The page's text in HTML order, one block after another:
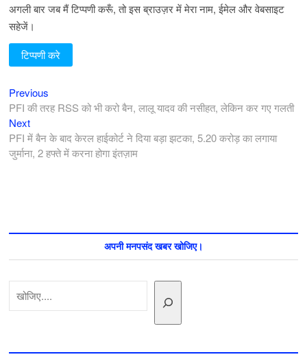
अगली बार जब मैं टिप्पणी करूँ, तो इस ब्राउज़र में मेरा नाम, ईमेल और वेबसाइट
सहेजें।
पोस्ट
नेविगेशन
Previous
post:
PFI की तरह RSS को भी करो बैन, लालू यादव की नसीहत, लेकिन कर गए गलती
NextNext
post:
PFI में बैन के बाद केरल हाईकोर्ट ने दिया बड़ा झटका, 5.20 करोड़ का लगाया
जुर्माना, 2 हफ्ते में करना होगा इंतज़ाम
अपनी मनपसंद खबर खोजिए।
खोजें